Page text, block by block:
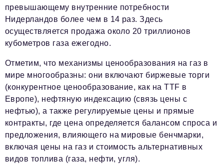
превышающему внутренние потребности
Нидерландов более чем в 14 раз. Здесь
осуществляется продажа около 20 триллионов
кубометров газа ежегодно.
Отметим, что механизмы ценообразования на газ в
мире многообразны: они включают биржевые торги
(конкурентное ценообразование, как на TTF в
Европе), нефтяную индексацию (связь цены с
нефтью), а также регулируемые цены и прямые
контракты, где цена определяется балансом спроса и
предложения, влияющего на мировые бенчмарки,
включая цены на газ и стоимость альтернативных
видов топлива (газа, нефти, угля).